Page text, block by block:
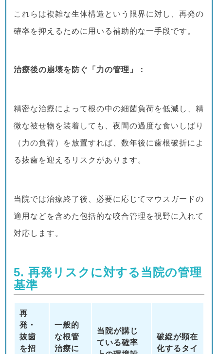
これらは複雑な生体構造という限界に対し、再発の
確率を抑えるために用いる補助的な一手段です。
治療後の崩壊を防ぐ「力の管理」：
精密な治療によって根の中の細菌負荷を低減し、精
微な被せ物を装着しても、夜間の過度な食いしばり
（力の負荷）を放置すれば、数年後に歯根破折によ
る抜歯を迎えるリスクがあります。
当院では治療終了後、必要に応じてマウスガードの
適用などを含めた包括的な咬合管理を視野に入れて
対応します。
5. 再発リスクに対する当院の管理
基準
再
発・
抜歯
を招
一般的
な根管
治療に
当院が講じ
ている確率
破綻が顕在
化するタイ